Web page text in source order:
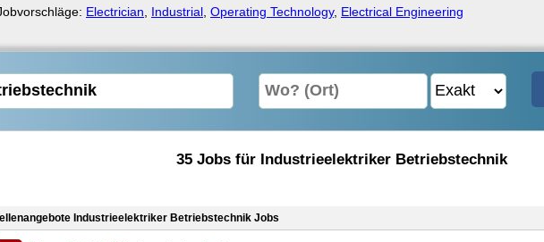
Electrician Industrial Operating Technology, Electrical Engineering
35 Jobs für Industrieelektriker Betriebstechnik
Industrieelektriker Betriebstechnik Jobs